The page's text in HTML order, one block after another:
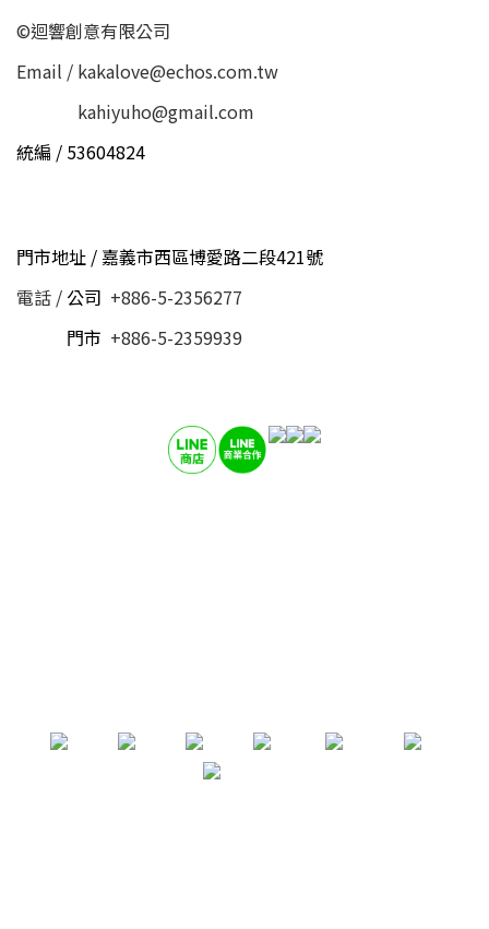
©迴響創意有限公司
Email / kakalove@echos.com.tw
kahiyuho@gmail.com
統編 / 53604824
門市地址 / 嘉義市西區博愛路二段421號
電話 / 公司 +886-5-2356277
門市 +886-5-2359939